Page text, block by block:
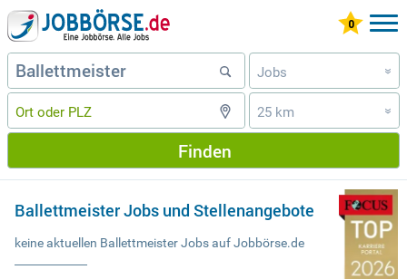
Jobs »
25 km »
Finden
Ballettmeister Jobs und Stellenangebote
keine aktuellen Ballettmeister Jobs auf Jobbörse.de